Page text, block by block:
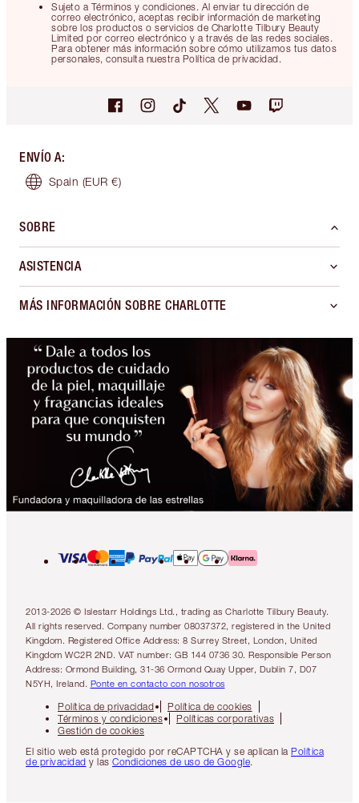
Sujeto a Términos y condiciones. Al enviar tu dirección de
correo electrónico, aceptas recibir información de marketing
sobre los productos o servicios de Charlotte Tilbury Beauty
Limited por correo electrónico y a través de las redes sociales.
Para obtener más información sobre cómo utilizamos tus datos
personales, consulta nuestra Política de privacidad.
ENVÍO A:
Spain (EUR €)
SOBRE
ASISTENCIA
MÁS INFORMACIÓN SOBRE CHARLOTTE
2013-2026 © Islestarr Holdings Ltd., trading as Charlotte Tilbury Beauty.
All rights reserved. Company number 08037372, registered in the United
Kingdom. Registered Office Address: 8 Surrey Street, London, United
Kingdom WC2R 2ND. VAT number: GB 144 0736 30. Responsible Person
Address: Ormond Building, 31-36 Ormond Quay Upper, Dublin 7, D07
N5YH, Ireland. Ponte en contacto con nosotros
Política de privacidad
Política de cookies
Términos y condiciones
Políticas corporativas
Gestión de cookies
El sitio web está protegido por reCAPTCHA y se aplican la Política
de privacidad y las Condiciones de uso de Google.